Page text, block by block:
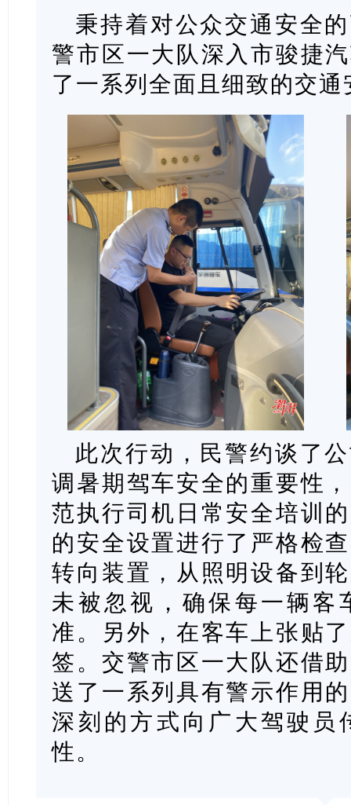
秉持着对公众交通安全
警市区一大队深入市骏捷
了一系列全面且细致的交
此次行动，民警约谈了
调暑期驾车安全的重要性
范执行司机日常安全培训
的安全设置进行了严格检
转向装置，从照明设备到
未被忽视，确保每一辆客
准。另外，在客车上张贴
签。交警市区一大队还借
送了一系列具有警示作用
深刻的方式向广大驾驶员
性。